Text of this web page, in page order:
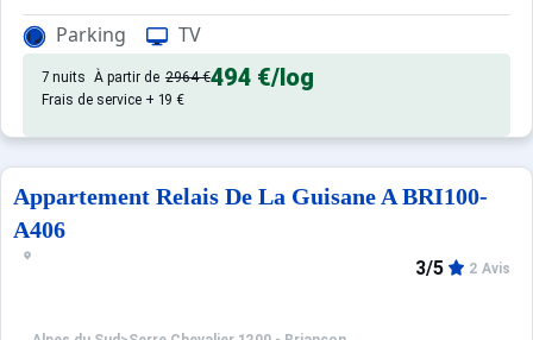
Appartement de particulier :Confortable et tout équipé.
Parking TV
7 nuits À partir de 2964 €494 €/log
Frais de service + 19 €
Appartement Relais De La Guisane A BRI100-
A406
3/5 2 Avis